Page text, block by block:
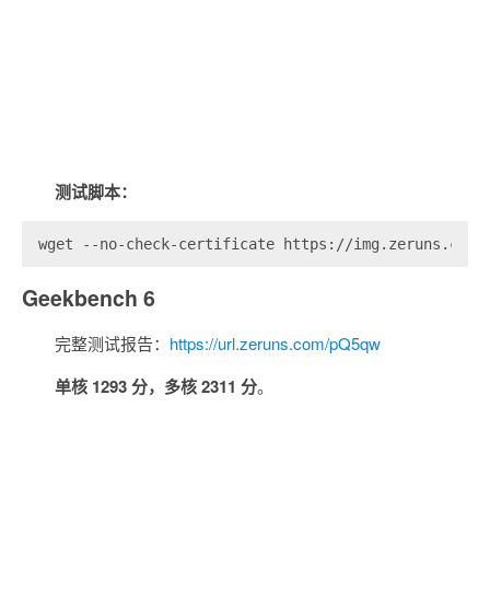
测试脚本：
wget --no-check-certificate https://img.zeruns.com/
Geekbench 6
完整测试报告： https://url.zeruns.com/pQ5qw
单核 1293 分，多核 2311 分。